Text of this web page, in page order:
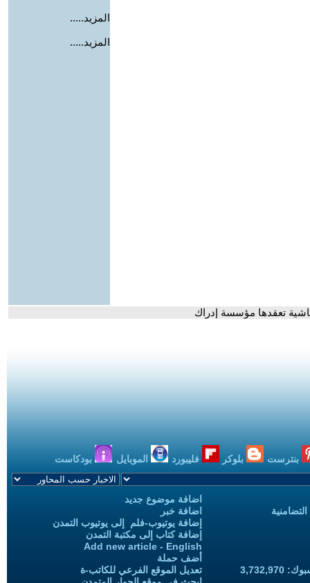
المزيد.....
المزيد.....
تعقدها مؤسسة إدراك
بنترست بلوكر فليبورد الموبايل بودكاست
اضافة موضوع جديد
اضافة خبر
إضافة يوتيوب-فلم إلى يوتيوب التمدن
إضافة كتاب إلى مكتبة التمدن
Add new article - English
أضف حملة
تعديل الموقع الفرعي للكاتب-ة